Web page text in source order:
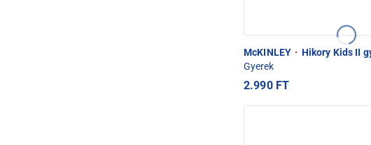
McKINLEY · Hikory Kids II
Gyerek
2.990 FT